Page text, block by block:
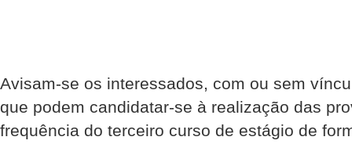
Avisam-se os interessados, com ou sem
que podem candidatar-se à realização das
frequência do terceiro curso de estágio de